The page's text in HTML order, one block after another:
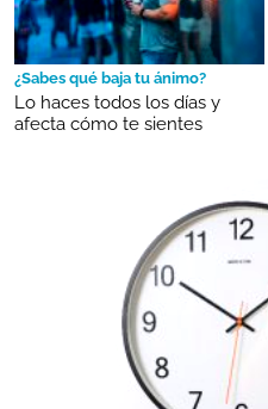
¿Sabes qué baja tu ánimo?
Lo haces todos los días y
afecta cómo te sientes